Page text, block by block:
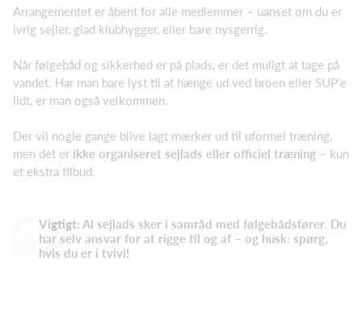
Arrangementet er åbent for alle medlemmer – uanset om du er
ivrig sejler, glad klubhygger, eller bare nysgerrig.
Når følgebåd og sikkerhed er på plads, er det muligt at tage på
vandet. Har man bare lyst til at hænge ud ved broen eller SUP'e
lidt, er man også velkommen.
Der vil nogle gange blive lagt mærker ud til uformel træning,
men det er ikke organiseret sejlads eller officiel træning – kun
et ekstra tilbud.
Vigtigt: Al sejlads sker i samråd med følgebådsfører. Du
har selv ansvar for at rigge til og af – og husk: spørg,
hvis du er i tvivl!